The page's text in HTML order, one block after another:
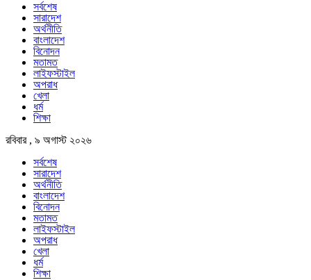
সর্বশেষ
সারাদেশ
অর্থনীতি
বাংলাদেশ
বিনোদন
মতামত
লাইফস্টাইল
অপরাধ
খেলা
ধর্ম
শিক্ষা
রবিবার , ৯ অগাস্ট ২০২৬
সর্বশেষ
সারাদেশ
অর্থনীতি
বাংলাদেশ
বিনোদন
মতামত
লাইফস্টাইল
অপরাধ
খেলা
ধর্ম
শিক্ষা